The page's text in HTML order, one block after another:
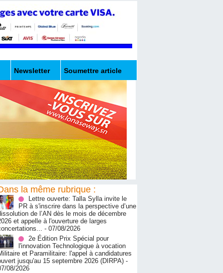
Newsletter Soumettre article
la même rubrique :
Lettre ouverte: Talla Sylla invite le
PR à s'inscrire dans la perspective d’une
de l’AN dès le mois de décembre
et appelle à l'ouverture de larges
- 07/08/2026
2e Édition Prix Spécial pour
l'innovation Technologique à vocation
et Paramilitaire: l'appel à candidatures
jusqu'au 15 septembre 2026 (DIRPA) -
08/2026